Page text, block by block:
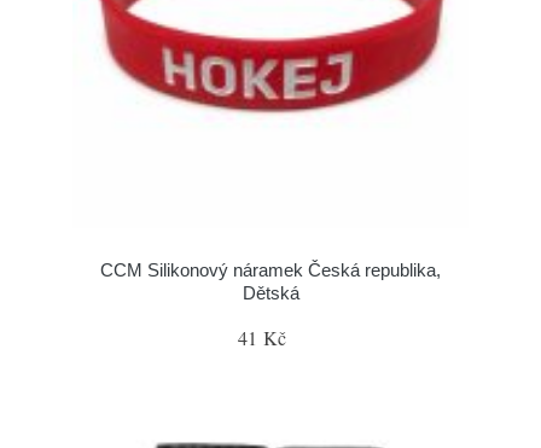
CCM Silikonový náramek Česká republika,
Dětská
41 Kč